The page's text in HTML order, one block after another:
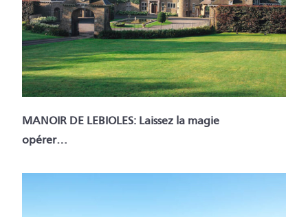
MANOIR DE LEBIOLES: Laissez la magie
opérer…